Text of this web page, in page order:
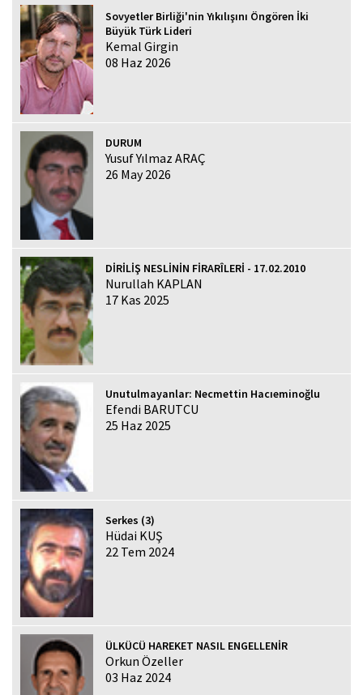
Sovyetler Birliği'nin Yıkılışını Öngören İki
Büyük Türk Lideri
Kemal Girgin
08 Haz 2026
DURUM
Yusuf Yılmaz ARAÇ
26 May 2026
DİRİLİŞ NESLİNİN FİRARÎLERİ - 17.02.2010
Nurullah KAPLAN
17 Kas 2025
Unutulmayanlar: Necmettin Hacıeminoğlu
Efendi BARUTCU
25 Haz 2025
Serkes (3)
Hüdai KUŞ
22 Tem 2024
ÜLKÜCÜ HAREKET NASIL ENGELLENİR
Orkun Özeller
03 Haz 2024